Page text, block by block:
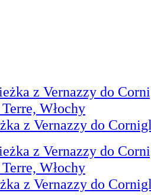
z Vernazzy do
z Vernazzy do